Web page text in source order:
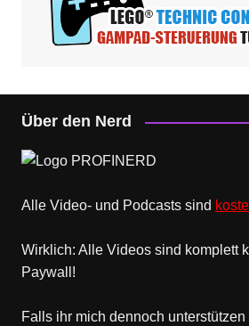
Über den Nerd
Alle Video- und Podcasts sind
Wirklich: Alle Videos sind komplett
Paywall!
Falls ihr mich dennoch